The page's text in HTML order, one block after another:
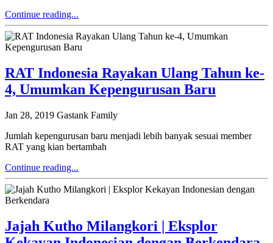
Continue reading...
RAT Indonesia Rayakan Ulang Tahun ke-
4, Umumkan Kepengurusan Baru
Jan 28, 2019 Gastank Family
Jumlah kepengurusan baru menjadi lebih banyak sesuai member
RAT yang kian bertambah
Continue reading...
Jajah Kutho Milangkori | Eksplor